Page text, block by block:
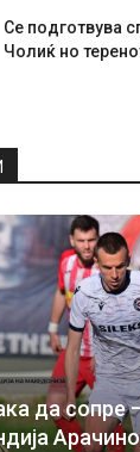
Се подготвува
Чолиќ но
да сопре